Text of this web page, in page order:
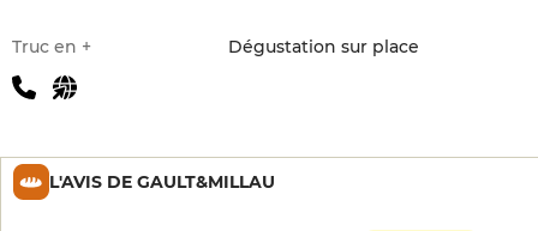
Truc en + Dégustation sur place
L'AVIS DE GAULT&MILLAU